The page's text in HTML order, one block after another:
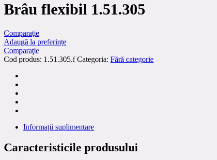
Brâu flexibil 1.51.305
Comparaţie
Adaugă la preferințe
Comparaţie
Cod produs: 1.51.305.f Categoria: Fără categorie
Informații suplimentare
Caracteristicile produsului